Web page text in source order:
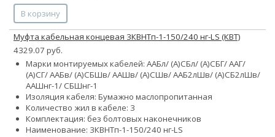
В корзину
Муфта кабельная концевая 3КВНТп-1-150/240 нг-LS (КВТ)
4329.07 руб.
Марки монтируемых кабелей: ААБл/ (А)СБл/ (А)СБГ/ ААГ/
(А)СГ/ ААБв/ (А)СБШв/ ААШв/ (А)СШв/ ААБ2лШв/ (А)СБ2лШв/
ААШнг-1/ СБШнг-1
Изоляция кабеля: Бумажно маслопропитанная
Количество жил в кабеле: 3
Комплектация: без болтовых наконечников
Наименование: 3КВНТп-1-150/240 нг-LS